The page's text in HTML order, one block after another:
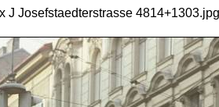
J Josefstaedterstrasse 4814+1303.jpg